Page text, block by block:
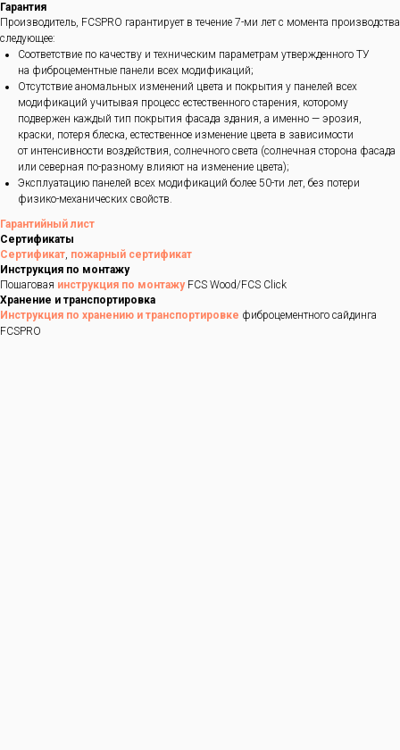
Гарантия
Производитель, FCSPRO гарантирует в течение 7-ми лет с момента производства
следующее:
Соответствие по качеству и техническим параметрам утвержденного ТУ
на фиброцементные панели всех модификаций;
Отсутствие аномальных изменений цвета и покрытия у панелей всех
модификаций учитывая процесс естественного старения, которому
подвержен каждый тип покрытия фасада здания, а именно — эрозия,
краски, потеря блеска, естественное изменение цвета в зависимости
от интенсивности воздействия, солнечного света (солнечная сторона фасада
или северная по-разному влияют на изменение цвета);
Эксплуатацию панелей всех модификаций более 50-ти лет, без потери
физико-механических свойств.
Гарантийный лист
Сертификаты
Сертификат, пожарный сертификат
Инструкция по монтажу
Пошаговая инструкция по монтажуFCS Wood/FCS Click
Хранение и транспортировка
Инструкция по хранению и транспортировке фиброцементного сайдинга
FCSPRO